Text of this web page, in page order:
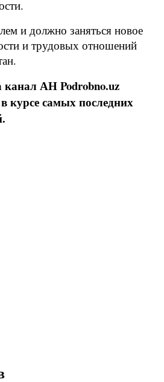
и должно заняться новое
и трудовых отношений
АН Podrobno.uz
в курсе самых последних